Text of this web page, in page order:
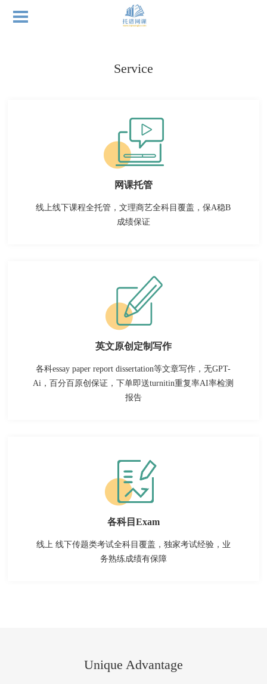
Service
网课托管
线上线下课程全托管，文理商艺全科目覆盖，保A稳B
成绩保证
英文原创定制写作
各科essay paper report dissertation等文章写作，无GPT-
Ai，百分百原创保证，下单即送turnitin重复率AI率检测
报告
各科目Exam
线上 线下传题类考试全科目覆盖，独家考试经验，业
务熟练成绩有保障
Unique Advantage